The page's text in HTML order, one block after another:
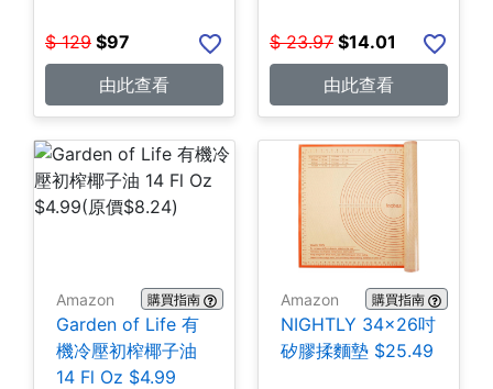
$ 129 $97
由此查看
$ 23.97 $14.01
由此查看
Amazon 購買指南
Garden of Life 有
機冷壓初榨椰子油
14 Fl Oz $4.99
Amazon 購買指南
NIGHTLY 34x26吋
矽膠揉麵墊 $25.49